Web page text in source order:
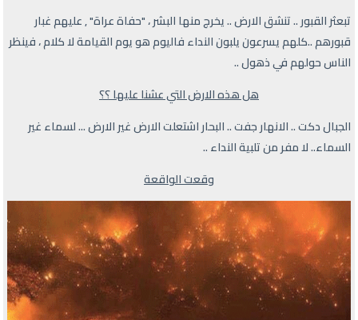
تبعثر القبور .. تنشق الارض .. يخرج منها البشر ، "حفاة عراة" , عليهم غبار
قبورهم ..كلهم يسرعون يلبون النداء فاليوم هو يوم القيامة لا كلام ، فينظر
الناس حولهم في ذهول ..
هل هذه الارض التي عشنا عليها ؟؟
الجبال دكت .. الانهار جفت .. البحار اشتعلت الارض غير الارض ... لسماء غير
السماء.. لا مفر من تلبية النداء ..
وقعت الواقعة